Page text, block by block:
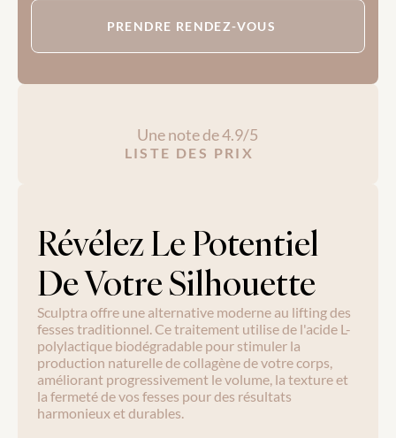
PRENDRE RENDEZ-VOUS
Une note de 4.9/5
LISTE DES PRIX
Révélez Le Potentiel
De Votre Silhouette
Sculptra offre une alternative moderne au lifting des
fesses traditionnel. Ce traitement utilise de l'acide L-
polylactique biodégradable pour stimuler la
production naturelle de collagène de votre corps,
améliorant progressivement le volume, la texture et
la fermeté de vos fesses pour des résultats
harmonieux et durables.